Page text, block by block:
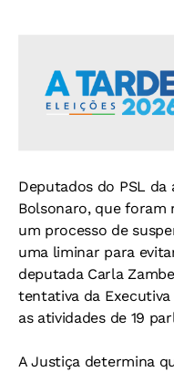
Deputados do PSL
Bolsonaro, que
um processo de
uma liminar para
deputada Carla
tentativa da Executiva
as atividades de 19
A Justiça determina